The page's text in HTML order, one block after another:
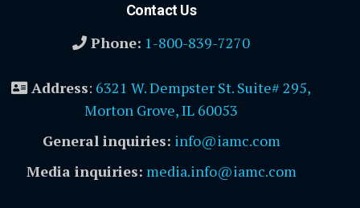
Contact Us
Phone: 1-800-839-7270
Address: 6321 W. Dempster St. Suite# 295,
Morton Grove, IL 60053
General inquiries: info@iamc.com
Media inquiries: media.info@iamc.com